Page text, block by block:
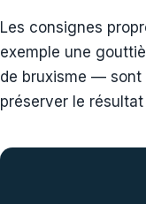
Les consignes
exemple une
de bruxisme — sont
préserver le